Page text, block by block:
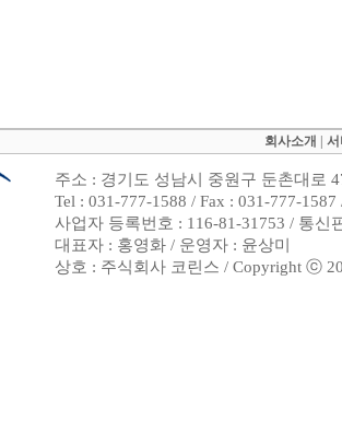
회사소개
주소 : 경기도 성남시 중원구 둔촌대로
Tel : 031-777-1588 / Fax : 031-777-
사업자 등록번호 : 116-81-31753 / 통신
대표자 : 홍영화 / 운영자 : 윤상미
상호 : 주식회사 코린스 / Copyright ⓒ